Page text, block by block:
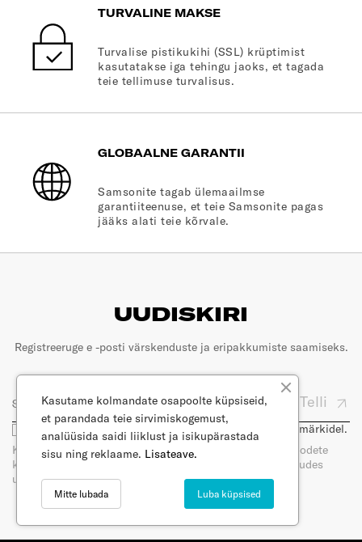
TURVALINE MAKSE
Turvalise pistikukihi (SSL) krüptimist
kasutatakse iga tehingu jaoks, et tagada
teie tellimuse turvalisus.
GLOBAALNE GARANTII
Samsonite tagab ülemaailmse
garantiiteenuse, et teie Samsonite pagas
jääks alati teie kõrvale.
UUDISKIRI
Registreeruge e -posti värskenduste ja eripakkumiste saamiseks.
Telli
Olen nõus, et minu e-posti kasutatakse turunduseesmärkidel.
Kui tellite meie uudiskirja, saate e-posti teel uudiseid toodete
kohta. Saate oma nõusoleku igal ajal tagasi võtta, loobudes
uudiskirja tellimisest. Lugege meie privaatsuspoliitikat.
Kasutame kolmandate osapoolte küpsiseid,
et parandada teie sirvimiskogemust,
analüüsida saidi liiklust ja isikupärastada
sisu ning reklaame. Lisateave.
Luba küpsised
Mitte lubada